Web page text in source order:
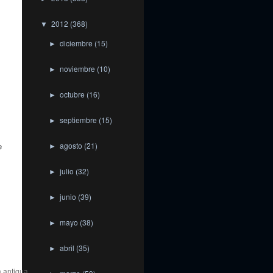
antigua
▼ 2012 (368)
►diciembre (15)
►noviembre (10)
►octubre (16)
►septiembre (15)
►agosto (21)
►julio (32)
►junio (39)
►mayo (38)
►abril (35)